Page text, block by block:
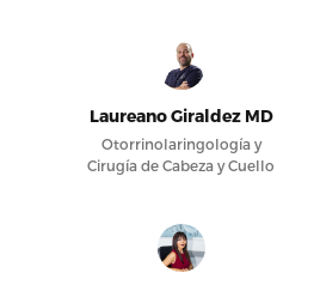
Laureano Giraldez MD
Otorrinolaringología y
Cirugía de Cabeza y Cuello